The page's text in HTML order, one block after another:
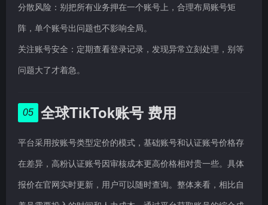
分散风险：别把所有业务押在一个账号上，合理布局账号矩
阵，单个账号出问题也不影响全局。
关注账号安全：定期查看登录记录，发现异常立刻处理，别等
问题大了才着急。
05 全球TikTok账号 费用
平台采用按账号类型定价的模式，基础账号和认证账号价格存
在差异，高粉认证账号因审核成本更高价格相对贵一些。具体
报价在官网实时更新，用户可以随时查询。整体来看，相比自